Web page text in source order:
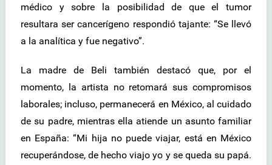
médico y sobre la posibilidad de que el tumor
resultara ser cancerígeno respondió tajante: “Se llevó
a la analítica y fue negativo”.
La madre de Beli también destacó que, por el
momento, la artista no retomará sus compromisos
laborales; incluso, permanecerá en México, al cuidado
de su padre, mientras ella atiende un asunto familiar
en España: “Mi hija no puede viajar, está en México
recuperándose, de hecho viajo yo y se queda su papá.